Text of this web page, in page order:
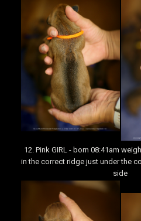
12. Pink GIRL - born 08:41am
in the correct ridge just under the
side